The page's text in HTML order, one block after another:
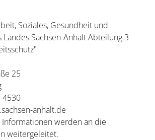
Soziales, Gesundheit und
Sachsen-Anhalt Abteilung 3
25
4530
anhalt.de
werden an die
weitergeleitet.